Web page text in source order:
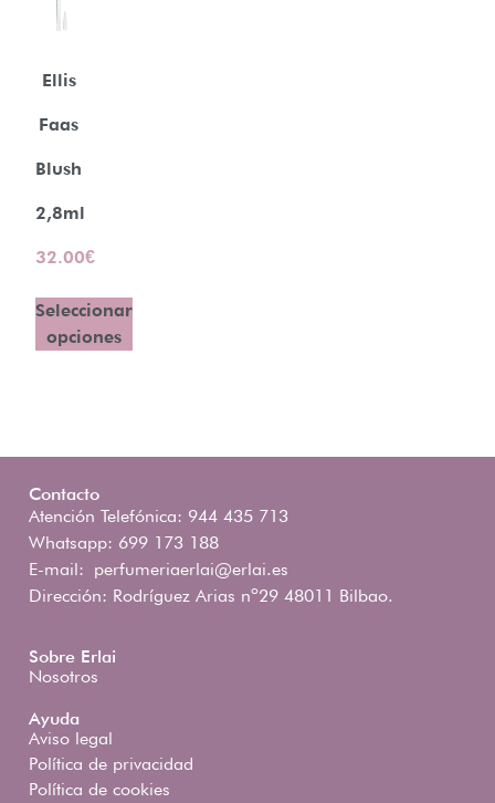
Ellis
Faas
Blush
2,8ml
32.00€
Seleccionar
opciones
Contacto
Atención Telefónica: 944 435 713
Whatsapp: 699 173 188
E-mail: perfumeriaerlai@erlai.es
Dirección: Rodríguez Arias nº29 48011 Bilbao.
Sobre Erlai
Nosotros
Ayuda
Aviso legal
Política de privacidad
Política de cookies